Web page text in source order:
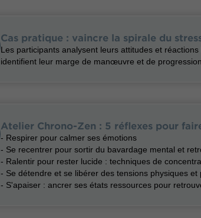
Cas pratique : vaincre la spirale du
Les participants analysent leurs attitudes et
identifient leur marge de manœuvre et de progression.
Atelier Chrono-Zen : 5 réflexes pour
- Respirer pour calmer ses émotions
- Se recentrer pour sortir du bavardage mental et
- Ralentir pour rester lucide : techniques de
- Se détendre et se libérer des tensions physiques et
- S'apaiser : ancrer ses états ressources pour